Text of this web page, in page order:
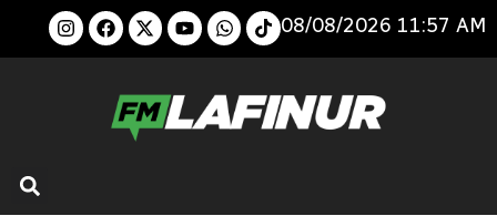
08/08/2026 11:57 AM